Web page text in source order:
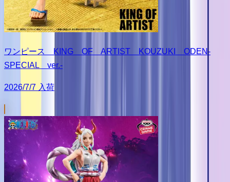
ワンピース KING OF ARTIST KOUZUKI ODEN-
SPECIAL ver.-
2026/7/7 入荷